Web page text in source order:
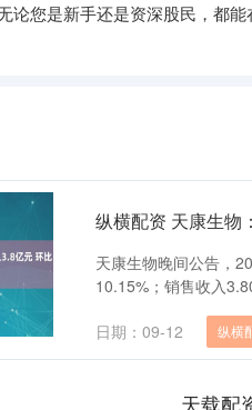
您是新手还是资深股民，都
纵横配资 天康生物
天康生物晚间公告，
10.15%；销售收入
日期：09-12 纵横
天载配